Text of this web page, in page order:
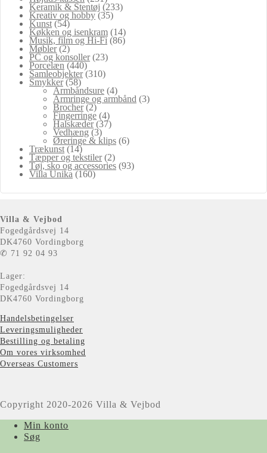
Keramik & Stentøj (233)
Kreativ og hobby (35)
Kunst (54)
Køkken og isenkram (14)
Musik, film og Hi-Fi (86)
Møbler (2)
PC og konsoller (23)
Porcelæn (440)
Samleobjekter (310)
Smykker (58)
Armbåndsure (4)
Armringe og armbånd (3)
Brocher (2)
Fingerringe (4)
Halskæder (37)
Vedhæng (3)
Øreringe & klips (6)
Trækunst (14)
Tæpper og tekstiler (2)
Tøj, sko og accessories (93)
Villa Unika (160)
Villa & Vejbod
Fogedgårdsvej 14
DK4760 Vordingborg
✆ 71 92 04 93
Lager:
Fogedgårdsvej 14
DK4760 Vordingborg
Handelsbetingelser
Leveringsmuligheder
Bestilling og betaling
Om vores virksomhed
Overseas Customers
Copyright 2020-2026 Villa & Vejbod
Min konto
Søg